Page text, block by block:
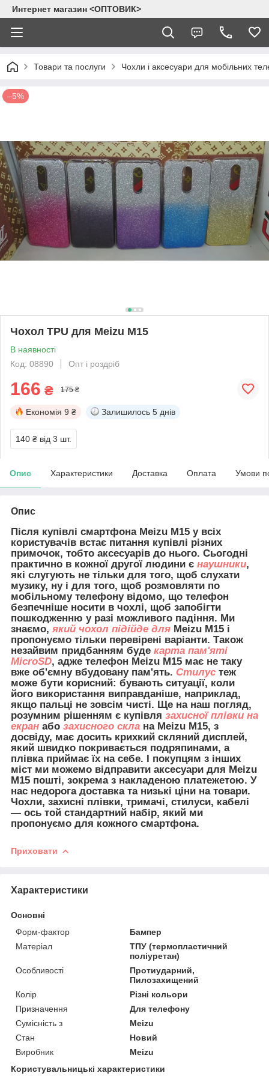
Интернет магазин <ОПТОВИК>
Товари та послуги Чохли і аксесуари для мобільних
–5%
Чохол TPU для Meizu M15
В наявності
Код: 08890
Опт і роздріб
166 ₴ 175 ₴
Економія 9 ₴ Залишилось 5 днів
140 ₴ від 3 шт.
Опис Характеристики Доставка Оплата Умови
Опис
Після купівлі смартфона Meizu M15 у всіх
користувачів встає питання купівлі різних
примочок, тобто аксесуарів до нього. Сьогодні
практично в кожної другої людини є наушники,
які слугують не тільки для того, щоб слухати
музику, ну і для того, щоб розмовляти по
мобільному телефону відомо, що телефон
безпечніше носити в чохлі, щоб запобігти
пошкодженню у разі можливого падіння. Ми
знаємо, який чохол підійде для Meizu M15 і
пропонуємо тільки перевірені варіанти. Також
незайвим придбанням буде карта пам'яті
MicroSD, адже телефон Meizu M15 має не таку
вже об'ємну вбудовану пам'ять. Стилус теж
може бути корисний: бувають ситуації, коли
його використання виправданіше, наприклад,
якщо пальці не зовсім чисті. Ще на наш погляд,
розумним рішенням є купівля захисної плівки на
екран або захисного скла на Meizu M15, з
досвіду, має досить крихкий скляний дисплей,
який швидко покривається подряпинами, а
плівка приймає їх на себе. І покупцям з інших
міст ми можемо відправити аксесуари для Meizu
M15 пошті, зокрема з накладеною платежетою. У
нас недорога доставка та низькі ціни на товари.
Чохли, захисні плівки, тримачі, стилуси, кабелі
— ось той стандартний набір, який ми
пропонуємо для кожного смартфона.
Приховати
Характеристики
Основні
Форм-фактор
Бампер
Матеріал
ТПУ (термопластичний
поліуретан)
Особливості
Протиударний,
Пилозахищений
Колір
Різні кольори
Призначення
Для телефону
Сумісність з
Meizu
Стан
Новий
Виробник
Meizu
Користувальницькі характеристики